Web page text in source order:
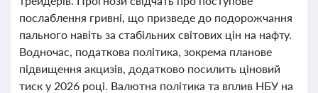
послаблення гривні, що призведе до подорожчання
пального навіть за стабільних світових цін на нафту.
Водночас, податкова політика, зокрема планове
підвищення акцизів, додатково посилить ціновий
тиск у 2026 році. Валютна політика та вплив НБУ на